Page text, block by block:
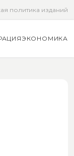
политика изданий
ЭКОНОМИКА